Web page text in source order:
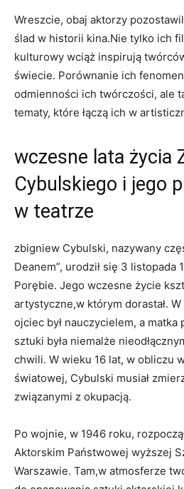
Wreszcie, obaj aktorzy
ślad w historii kina.Nie tylko ich
kulturowy wciąż inspirują
świecie. Porównanie ich
odmienności ich twórczości, ale
tematy, które łączą ich w
wczesne lata życia
Cybulskiego i jego
w teatrze
zbigniew Cybulski, nazywany
Deanem”, urodził się 3 listopada
Porębie. Jego wczesne życie
artystyczne,w którym dorastał.
ojciec był nauczycielem, a matka
sztuki była niemalże
chwili. W wieku 16 lat, w obliczu
światowej, Cybulski musiał
związanymi z okupacją.
Po wojnie, w 1946 roku,
Aktorskim Państwowej wyższej
Warszawie. Tam,w atmosferze